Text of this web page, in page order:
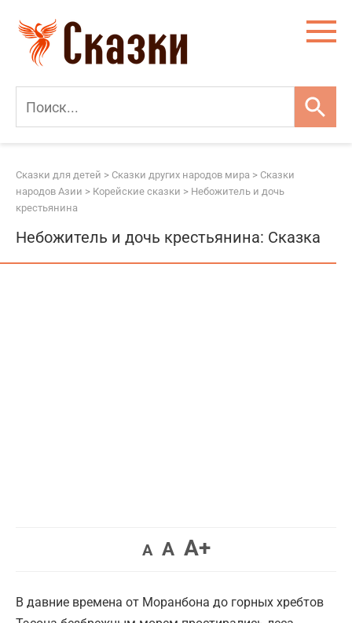
контенту
Сказки для детей > Сказки других народов мира > Сказки
народов Азии > Корейские сказки > Небожитель и дочь
крестьянина
Небожитель и дочь крестьянина: Сказка
AУменьшить
AВернуть
A+Увеличить
В давние времена от Моранбона до горных хребтов